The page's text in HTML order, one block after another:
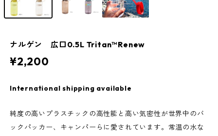
ナルゲン 広口0.5L Tritan™Renew
¥2,200
International shipping available
純度の高いプラスチックの高性能と高い気密性が世界中のバ
ックパッカー、キャンパーらに愛されています。常温の水な